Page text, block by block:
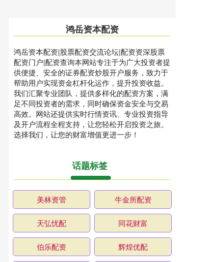
鸿岳资本配资
鸿岳资本配资|股票配资交流论坛|配资资深股票
配资门户|配资查询本网站专注于为广大投资者提
供便捷、安全的证券配资炒股开户服务，致力于
帮助用户实现资金杠杆化运作，提升投资收益。
我们汇聚专业团队，提供多样化的配资方案，满
足不同投资者的需求，同时确保资金安全与交易
高效。网站还提供实时行情资讯、专业投资指导
及开户流程全程支持，让您轻松开启投资之旅。
选择我们，让您的财富增值更进一步！
话题标签
美林资管 牛金所配资
天弘忧配 同花财富
伯乐配资 辉煌优配